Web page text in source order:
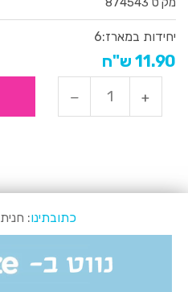
יחידות במארז:6
11.90 ש"ח
כתובתינו: חניתה 20,